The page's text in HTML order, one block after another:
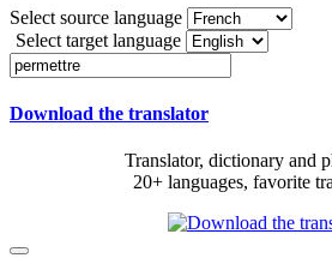
Select source language
Select target language
Download the translator
Translator, dictionary and
20+ languages, favorite